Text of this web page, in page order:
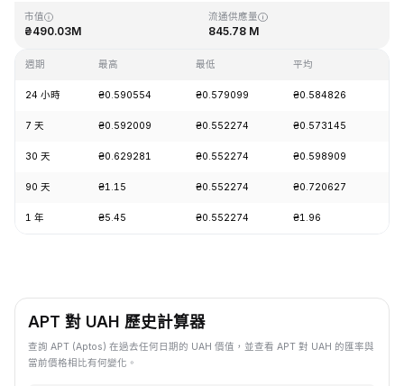
市值
₴490.03M
流通供應量
845.78 M
週期 最高 最低 平均
24 小時 ₴0.590554 ₴0.579099 ₴0.584826
7 天 ₴0.592009 ₴0.552274 ₴0.573145
30 天 ₴0.629281 ₴0.552274 ₴0.598909
90 天 ₴1.15 ₴0.552274 ₴0.720627
1 年 ₴5.45 ₴0.552274 ₴1.96
APT 對 UAH 歷史計算器
查詢 APT (Aptos) 在過去任何日期的 UAH 價值，並查看 APT 對 UAH 的匯率與
當前價格相比有何變化。